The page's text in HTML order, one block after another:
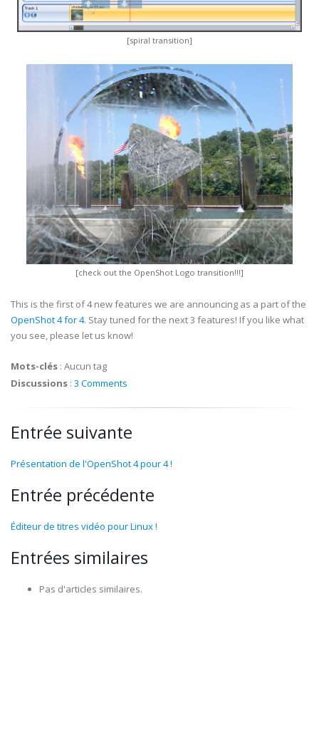
[spiral transition]
[check out the OpenShot Logo transition!!!]
This is the first of 4 new features we are announcing as a part of the
OpenShot 4 for 4. Stay tuned for the next 3 features! If you like what
you see, please let us know!
Mots-clés : Aucun tag
Discussions : 3 Comments
Entrée suivante
Présentation de l'OpenShot 4 pour 4 !
Entrée précédente
Éditeur de titres vidéo pour Linux !
Entrées similaires
Pas d'articles similaires.